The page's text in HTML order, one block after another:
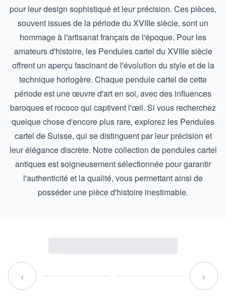
pour leur design sophistiqué et leur précision. Ces pièces,
souvent issues de la période du XVIIIe siècle, sont un
hommage à l'artisanat français de l'époque. Pour les
amateurs d'histoire, les Pendules cartel du XVIIIe siècle
offrent un aperçu fascinant de l'évolution du style et de la
technique horlogère. Chaque pendule cartel de cette
période est une œuvre d'art en soi, avec des influences
baroques et rococo qui captivent l'œil. Si vous recherchez
quelque chose d'encore plus rare, explorez les Pendules
cartel de Suisse, qui se distinguent par leur précision et
leur élégance discrète. Notre collection de pendules cartel
antiques est soigneusement sélectionnée pour garantir
l'authenticité et la qualité, vous permettant ainsi de
posséder une pièce d'histoire inestimable.
‹ ›